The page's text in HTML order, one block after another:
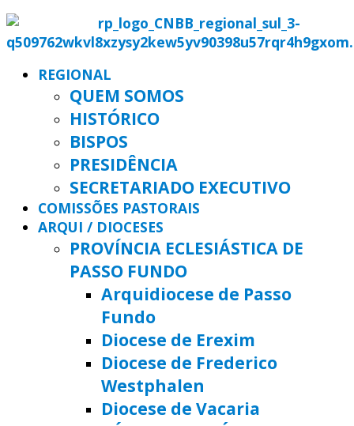
REGIONAL
QUEM SOMOS
HISTÓRICO
BISPOS
PRESIDÊNCIA
SECRETARIADO EXECUTIVO
COMISSÕES PASTORAIS
ARQUI / DIOCESES
PROVÍNCIA ECLESIÁSTICA DE
PASSO FUNDO
Arquidiocese de Passo
Fundo
Diocese de Erexim
Diocese de Frederico
Westphalen
Diocese de Vacaria